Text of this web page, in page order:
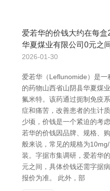
爱若华的价钱大约在每
华夏煤业有限公司0元之
2026-01-30
爱若华（Leflunomide）是
的药物山西省山阴县华夏煤
氟米特。该药通过扼制免疫
症和痛苦，改善患者的生计
少顷，价钱是一个紧迫的考
若华的价钱因品牌、规格、
般来说，常见的规格为
装。字据市集调研，爱若华
元之间，具体价钱还需字据
报价为准。 此外，部